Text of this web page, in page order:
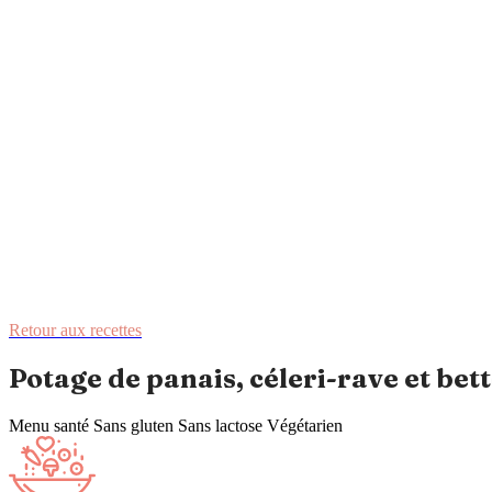
Retour aux recettes
Potage de panais, céleri-rave et
Menu santé Sans gluten Sans lactose Végétarien